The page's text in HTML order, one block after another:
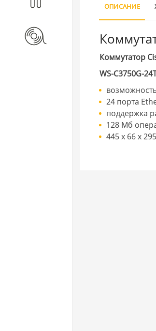
Расходные материалы
ОПИСАНИЕ
Коммутатор
WS-C3750G-
24 порта
поддержка
128 Мб
445 x 66 x